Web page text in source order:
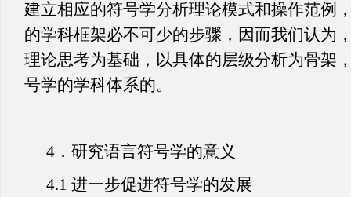
建立相应的符号学分析理论模式和操作范例
的学科框架必不可少的步骤，因而我们认为
理论思考为基础，以具体的层级分析为骨架
号学的学科体系的。
4．研究语言符号学的意义
4.1 进一步促进符号学的发展